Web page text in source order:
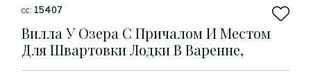
сс: 15407
Вилла У Озера С Причалом И Местом
Для Швартовки Лодки В Варенне,